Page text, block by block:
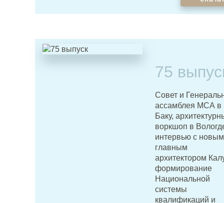
75
Совет и
ассамблея МСА в
Баку,
воркшоп в
интервью с новым
главным
архитектором
формирование
Национальной
системы
квалификаций и